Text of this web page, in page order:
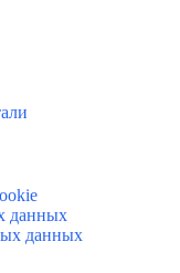
данных
данных